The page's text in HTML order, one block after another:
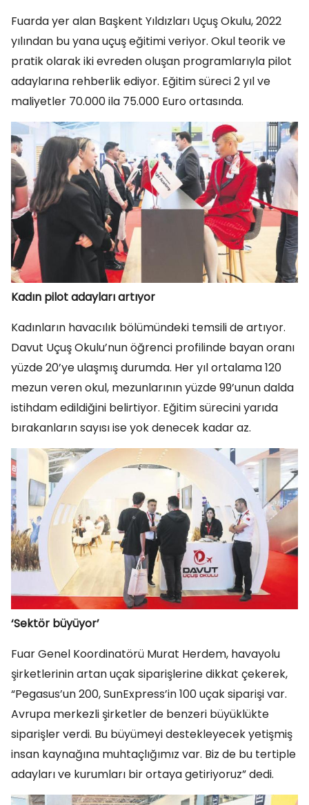
Fuarda yer alan Başkent Yıldızları Uçuş Okulu, 2022
yılından bu yana uçuş eğitimi veriyor. Okul teorik ve
pratik olarak iki evreden oluşan programlarıyla pilot
adaylarına rehberlik ediyor. Eğitim süreci 2 yıl ve
maliyetler 70.000 ila 75.000 Euro ortasında.
Kadın pilot adayları artıyor
Kadınların havacılık bölümündeki temsili de artıyor.
Davut Uçuş Okulu’nun öğrenci profilinde bayan oranı
yüzde 20’ye ulaşmış durumda. Her yıl ortalama 120
mezun veren okul, mezunlarının yüzde 99’unun dalda
istihdam edildiğini belirtiyor. Eğitim sürecini yarıda
bırakanların sayısı ise yok denecek kadar az.
‘Sektör büyüyor’
Fuar Genel Koordinatörü Murat Herdem, havayolu
şirketlerinin artan uçak siparişlerine dikkat çekerek,
“Pegasus’un 200, SunExpress’in 100 uçak siparişi var.
Avrupa merkezli şirketler de benzeri büyüklükte
siparişler verdi. Bu büyümeyi destekleyecek yetişmiş
insan kaynağına muhtaçlığımız var. Biz de bu tertiple
adayları ve kurumları bir ortaya getiriyoruz” dedi.